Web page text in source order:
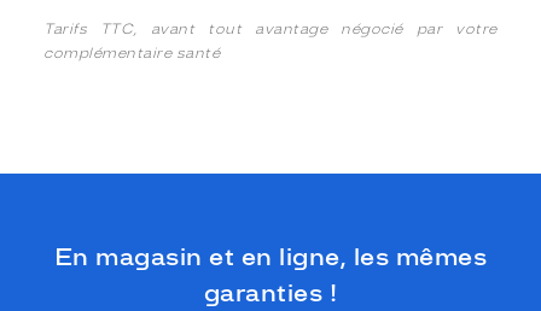
Tarifs TTC, avant tout avantage négocié par votre
complémentaire santé
En magasin et en ligne, les mêmes
garanties !